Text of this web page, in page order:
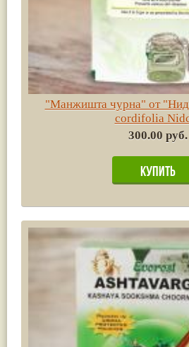
"Манжишта чурна" от
cordifolia
300.00 руб.